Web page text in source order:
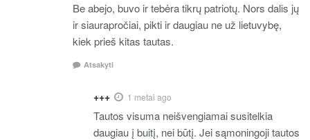
Be abejo, buvo ir tebėra tikrų patriotų. Nors dalis jų
ir siaurapročiai, pikti ir daugiau ne už lietuvybę,
kiek prieš kitas tautas.
Atsakyti
+++ 1 metai ago
Tautos visuma neišvengiamai susitelkia
daugiau į buitį, nei būtį. Jei sąmoningoji tautos